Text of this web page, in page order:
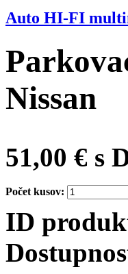
Auto HI-FI
Nissan
51,00 € s
Počet kusov:
ID